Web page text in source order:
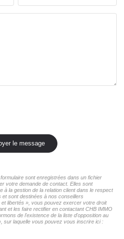
le message
sont enregistrées dans un fichier
votre demande de contact. Elles sont
à la gestion de la relation client dans le respect
sont destinées à nos conseillers
et libertés », vous pouvez exercer votre droit
et les faire rectifier en contactant CHB IMMO
de l'existence de la liste d'opposition au
sur laquelle vous pouvez vous inscrire ici :